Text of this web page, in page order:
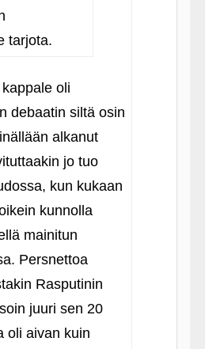
tarjota.
oli
debaatin siltä osin
alkanut
jo tuo
kun kukaan
kunnolla
mainitun
Persnettoa
Rasputinin
juuri sen 20
oli aivan kuin